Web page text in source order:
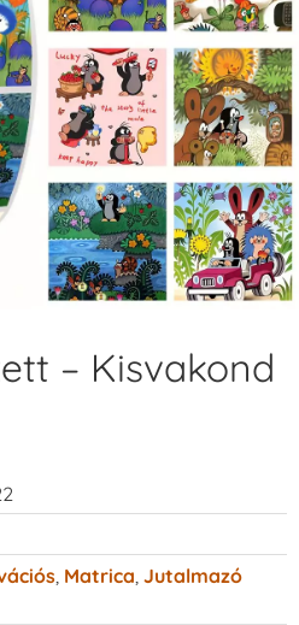
– Kisvakond
Matrica Jutalmazó